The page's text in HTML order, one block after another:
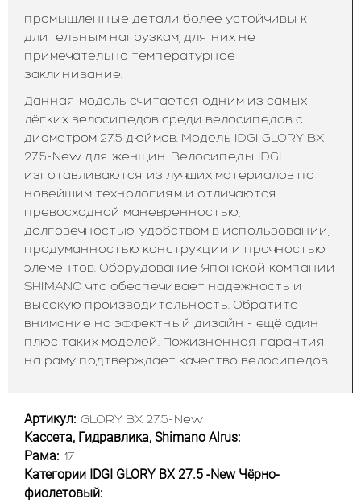
промышленные детали более устойчивы к
длительным нагрузкам, для них не
примечательно температурное
заклинивание.
Данная модель считается одним из самых
лёгких велосипедов среди велосипедов с
диаметром 27.5 дюймов. Модель IDGI GLORY BX
27.5-New для женщин. Велосипеды IDGI
изготавливаются из лучших материалов по
новейшим технологиям и отличаются
превосходной маневренностью,
долговечностью, удобством в использовании,
продуманностью конструкции и прочностью
элементов. Оборудование Японской компании
SHIMANO что обеспечивает надежность и
высокую производительность. Обратите
внимание на эффектный дизайн - ещё один
плюс таких моделей. Пожизненная гарантия
на раму подтверждает качество велосипедов
Артикул: GLORY BX 27.5-New
Кассета, Гидравлика, Shimano Alrus:
Рама: 17
Категории IDGI GLORY BX 27.5 -New Чёрно-
фиолетовый: